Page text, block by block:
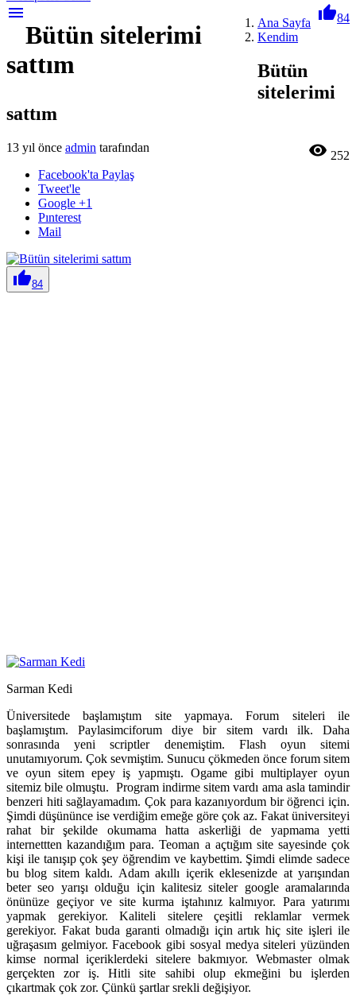
menu
Bütün sitelerimi
sattım
84
Ana Sayfa
Kendim
Bütün
sitelerimi
sattım
13 yıl önce admin tarafından  252
Facebook'ta Paylaş
Tweet'le
Google +1
Pınterest
Mail
84
Sarman Kedi
Üniversitede başlamıştım site yapmaya. Forum siteleri ile
başlamıştım. Paylasimciforum diye bir sitem vardı ilk. Daha
sonrasında yeni scriptler denemiştim. Flash oyun sitemi
unutamıyorum. Çok sevmiştim. Sunucu çökmeden önce forum sitem
ve oyun sitem epey iş yapmıştı. Ogame gibi multiplayer oyun
sitemiz bile olmuştu. Program indirme sitem vardı ama asla tamindir
benzeri hiti sağlayamadım. Çok para kazanıyordum bir öğrenci için.
Şimdi düşününce ise verdiğim emeğe göre çok az. Fakat üniversiteyi
rahat bir şekilde okumama hatta askerliği de yapmama yetti
internettten kazandığım para. Teoman a açtığım site sayesinde çok
kişi ile tanışıp çok şey öğrendim ve kaybettim. Şimdi elimde sadece
bu blog sitem kaldı. Adam akıllı içerik eklesenizde at yarışından
beter seo yarışı olduğu için kalitesiz siteler google aramalarında
önünüze geçiyor ve site kurma iştahınız kalmıyor. Para yatırımı
yapmak gerekiyor. Kaliteli sitelere çeşitli reklamlar vermek
gerekiyor. Fakat buda garanti olmadığı için artık hiç site işleri ile
uğraşasım gelmiyor. Facebook gibi sosyal medya siteleri yüzünden
kimse normal içeriklerdeki sitelere bakmıyor. Webmaster olmak
gerçekten zor iş. Hitli site sahibi olup ekmeğini bu işlerden
çıkartmak çok zor. Çünkü şartlar srekli değişiyor.